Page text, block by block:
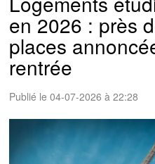
en 2026 : près
places
rentrée
Publié le 04-07-2026 à 22:28